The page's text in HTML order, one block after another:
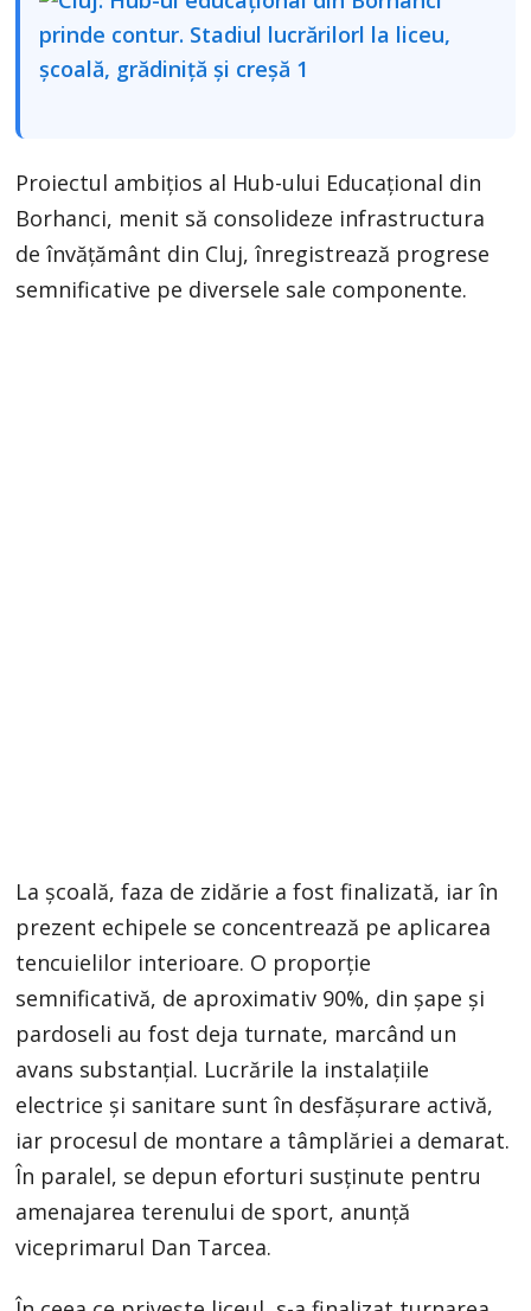
Proiectul ambițios al Hub-ului Educațional din
Borhanci, menit să consolideze infrastructura
de învățământ din Cluj, înregistrează progrese
semnificative pe diversele sale componente.
La școală, faza de zidărie a fost finalizată, iar în
prezent echipele se concentrează pe aplicarea
tencuielilor interioare. O proporție
semnificativă, de aproximativ 90%, din șape și
pardoseli au fost deja turnate, marcând un
avans substanțial. Lucrările la instalațiile
electrice și sanitare sunt în desfășurare activă,
iar procesul de montare a tâmplăriei a demarat.
În paralel, se depun eforturi susținute pentru
amenajarea terenului de sport, anunță
viceprimarul Dan Tarcea.